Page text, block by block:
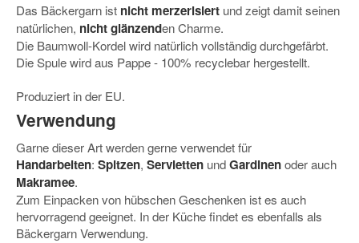
Das Bäckergarn ist nicht merzerisiert und zeigt damit seinen
natürlichen, nicht glänzenden Charme.
Die Baumwoll-Kordel wird natürlich vollständig durchgefärbt.
Die Spule wird aus Pappe - 100% recyclebar hergestellt.
Produziert in der EU.
Verwendung
Garne dieser Art werden gerne verwendet für
Handarbeiten: Spitzen, Servietten undGardinenoder auch
Makramee.
Zum Einpacken von hübschen Geschenken ist es auch
hervorragend geeignet. In der Küche findet es ebenfalls als
Bäckergarn Verwendung.